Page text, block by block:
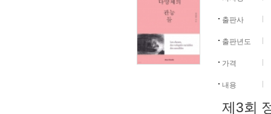
출판사
출판년도
가격
내용
제3회